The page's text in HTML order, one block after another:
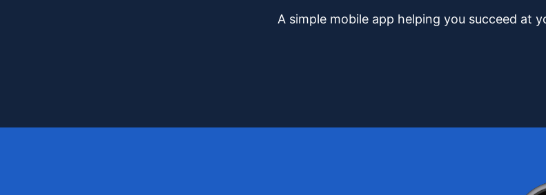
A simple mobile app helping you succeed at